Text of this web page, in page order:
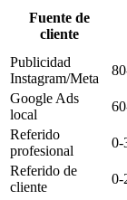
Fuente de
cliente
Publicidad
Instagram/Meta
Google Ads
local
Referido
profesional
0-
Referido de
cliente
0-